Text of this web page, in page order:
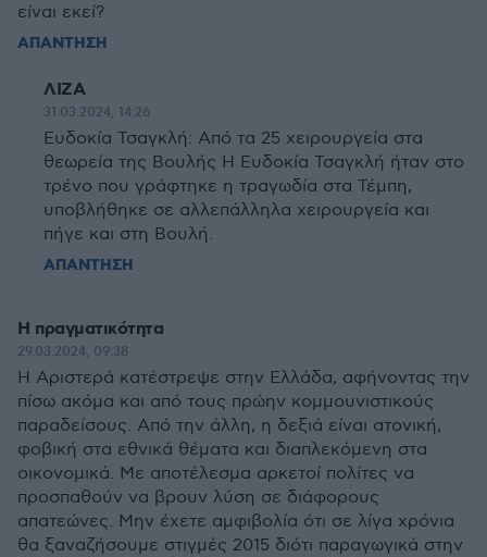
είναι εκεί?
ΑΠΑΝΤΗΣΗ
ΛΙΖΑ
31.03.2024, 14:26
Ευδοκία Τσαγκλή: Από τα 25 χειρουργεία στα
θεωρεία της Βουλής Η Ευδοκία Τσαγκλή ήταν στο
τρένο που γράφτηκε η τραγωδία στα Τέμπη,
υποβλήθηκε σε αλλεπάλληλα χειρουργεία και
πήγε και στη Βουλή.
ΑΠΑΝΤΗΣΗ
Η πραγματικότητα
29.03.2024, 09:38
Η Αριστερά κατέστρεψε στην Ελλάδα, αφήνοντας την
πίσω ακόμα και από τους πρώην κομμουνιστικούς
παραδείσους. Από την άλλη, η δεξιά είναι ατονική,
φοβική στα εθνικά θέματα και διαπλεκόμενη στα
οικονομικά. Με αποτέλεσμα αρκετοί πολίτες να
προσπαθούν να βρουν λύση σε διάφορους
απατεώνες. Μην έχετε αμφιβολία ότι σε λίγα χρόνια
θα ξαναζήσουμε στιγμές 2015 διότι παραγωγικά στην